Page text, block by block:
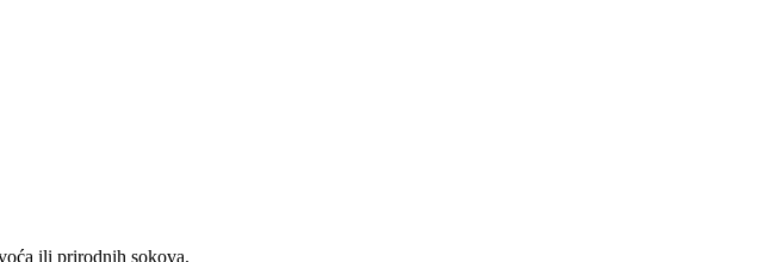
ili prirodnih sokova.